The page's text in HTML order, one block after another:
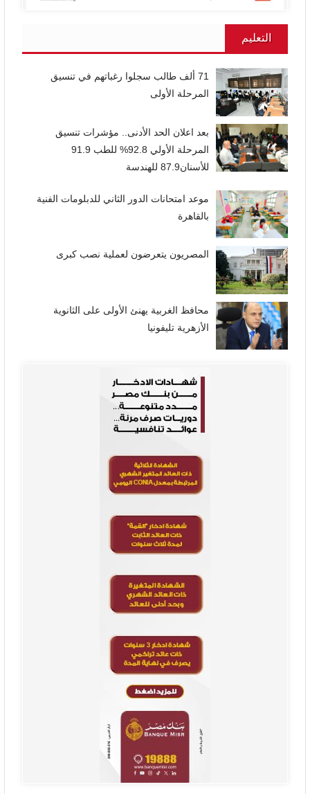
التعليم
71 ألف طالب سجلوا رغباتهم في تنسيق
المرحلة الأولى
بعد اعلان الحد الأدنى.. مؤشرات تنسيق
المرحلة الأولي 92.8% للطب 91.9
للأسنان87.9 للهندسة
موعد امتحانات الدور الثاني للدبلومات الفنية
بالقاهرة
المصريون يتعرضون لعملية نصب كبرى
محافظ الغربية يهنئ الأولى على الثانوية
الأزهرية تليفونيا